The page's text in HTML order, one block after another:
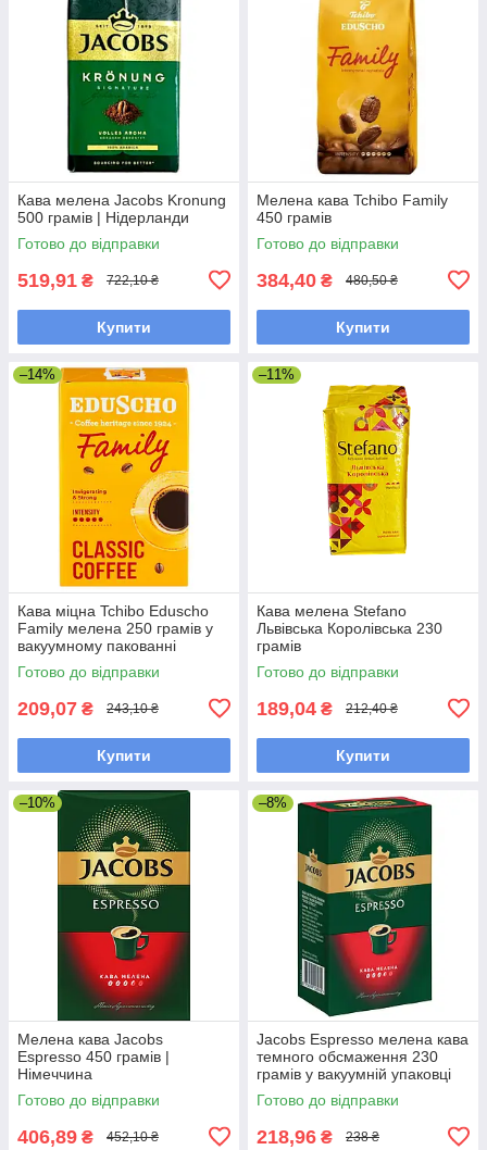
Кава мелена Jacobs Kronung
500 грамів | Нідерланди
Готово до відправки
519,91 ₴ 722,10 ₴
Купити
Мелена кава Tchibo Family
450 грамів
Готово до відправки
384,40 ₴ 480,50 ₴
Купити
–14%
Кава міцна Tchibo Eduscho
Family мелена 250 грамів у
вакуумному пакованні
Готово до відправки
209,07 ₴ 243,10 ₴
Купити
–11%
Кава мелена Stefano
Львівська Королівська 230
грамів
Готово до відправки
189,04 ₴ 212,40 ₴
Купити
–10%
Мелена кава Jacobs
Espresso 450 грамів |
Німеччина
Готово до відправки
406,89 ₴ 452,10 ₴
–8%
Jacobs Espresso мелена кава
темного обсмаження 230
грамів у вакуумній упаковці
Готово до відправки
218,96 ₴ 238 ₴